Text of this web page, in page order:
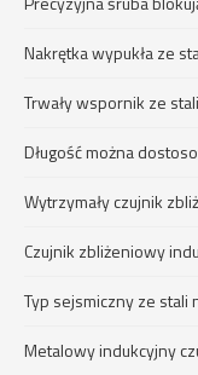
Nakrętka wypukła ze
Trwały wspornik ze
Długość można
Wytrzymały czujnik
Czujnik zbliżeniowy
Typ sejsmiczny ze stali
Metalowy indukcyjny